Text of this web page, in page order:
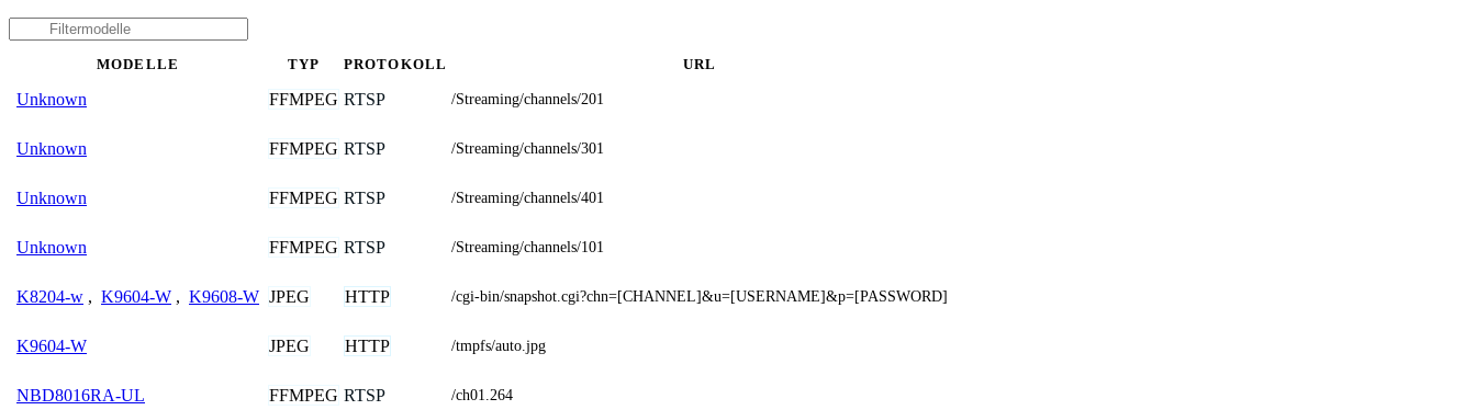
MODELLE TYP PROTOKOLL URL
Unknown FFMPEG RTSP /Streaming/channels/201
Unknown FFMPEG RTSP /Streaming/channels/301
Unknown FFMPEG RTSP /Streaming/channels/401
Unknown FFMPEG RTSP /Streaming/channels/101
K8204-w , K9604-W , K9608-W JPEG HTTP /cgi-bin/snapshot.cgi?chn=[CHANNEL]&u=[USERNAME]&p=[PASSWORD]
K9604-W JPEG HTTP /tmpfs/auto.jpg
NBD8016RA-UL FFMPEG RTSP /ch01.264